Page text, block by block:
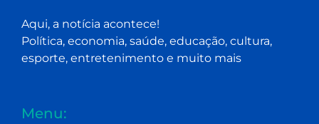
Aqui, a notícia acontece!
Política, economia, saúde, educação, cultura,
esporte, entretenimento e muito mais
Menu: